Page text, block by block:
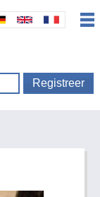
Registreer